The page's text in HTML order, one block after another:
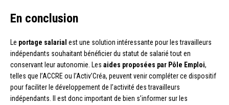
En conclusion
Le portage salarial est une solution intéressante pour les travailleurs
indépendants souhaitant bénéficier du statut de salarié tout en
conservant leur autonomie. Les aides proposées par Pôle Emploi,
telles que l’ACCRE ou l’Activ’Créa, peuvent venir compléter ce dispositif
pour faciliter le développement de l’activité des travailleurs
indépendants. Il est donc important de bien s’informer sur les